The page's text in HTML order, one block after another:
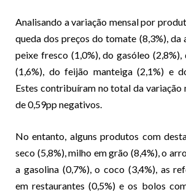
Analisando a variação mensal por
queda dos preços do tomate (8,3%), da
peixe fresco (1,0%), do gasóleo
(1,6%), do feijão manteiga (2,1%) e
Estes contribuíram no total da variação
de 0,59pp negativos.
No entanto, alguns produtos com
seco (5,8%), milho em grão (8,4%), o
a gasolina (0,7%), o coco (3,4%), as
em restaurantes (0,5%) e os bolos